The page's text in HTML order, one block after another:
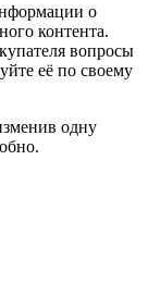
о
контента.
вопросы
её по своему
одну